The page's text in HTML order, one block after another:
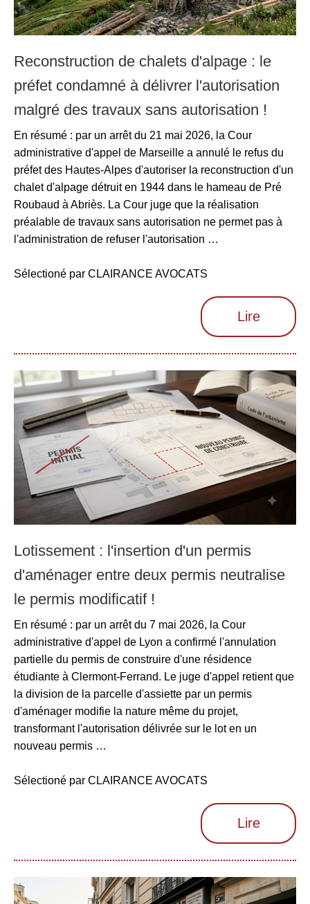
Reconstruction de chalets d'alpage : le
préfet condamné à délivrer l'autorisation
malgré des travaux sans autorisation !
En résumé : par un arrêt du 21 mai 2026, la Cour
administrative d'appel de Marseille a annulé le refus du
préfet des Hautes-Alpes d'autoriser la reconstruction d'un
chalet d'alpage détruit en 1944 dans le hameau de Pré
Roubaud à Abriès. La Cour juge que la réalisation
préalable de travaux sans autorisation ne permet pas à
l'administration de refuser l'autorisation …
Sélectioné par CLAIRANCE AVOCATS
Lire
Lotissement : l'insertion d'un permis
d'aménager entre deux permis neutralise
le permis modificatif !
En résumé : par un arrêt du 7 mai 2026, la Cour
administrative d'appel de Lyon a confirmé l'annulation
partielle du permis de construire d'une résidence
étudiante à Clermont-Ferrand. Le juge d'appel retient que
la division de la parcelle d'assiette par un permis
d'aménager modifie la nature même du projet,
transformant l'autorisation délivrée sur le lot en un
nouveau permis …
Sélectioné par CLAIRANCE AVOCATS
Lire